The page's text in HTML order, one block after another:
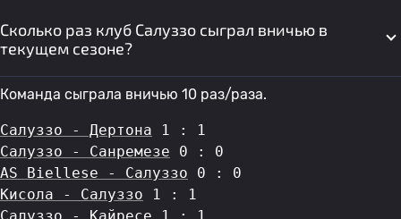
Сколько раз клуб Салуззо сыграл вничью в
текущем сезоне?
Команда сыграла вничью 10 раз/раза.
Салуззо - Дертона 1 : 1
Салуззо - Санремезе 0 : 0
AS Biellese - Салуззо 0 : 0
Кисола - Салуззо 1 : 1